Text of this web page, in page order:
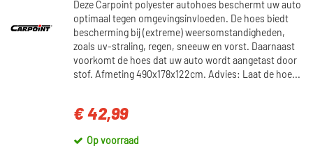
Deze Carpoint polyester autohoes beschermt uw auto
optimaal tegen omgevingsinvloeden. De hoes biedt
bescherming bij (extreme) weersomstandigheden,
zoals uv-straling, regen, sneeuw en vorst. Daarnaast
voorkomt de hoes dat uw auto wordt aangetast door
stof. Afmeting 490x178x122cm. Advies: Laat de hoe...
€ 42,99
Op voorraad